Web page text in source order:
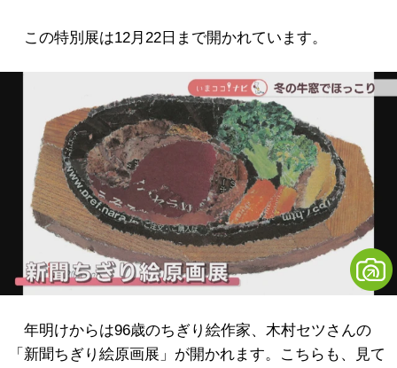
この特別展は12月22日まで開かれています。
年明けからは96歳のちぎり絵作家、木村セツさんの
「新聞ちぎり絵原画展」が開かれます。こちらも、見て